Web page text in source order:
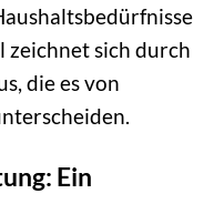
zeichnet sich durch
die es von
Ein